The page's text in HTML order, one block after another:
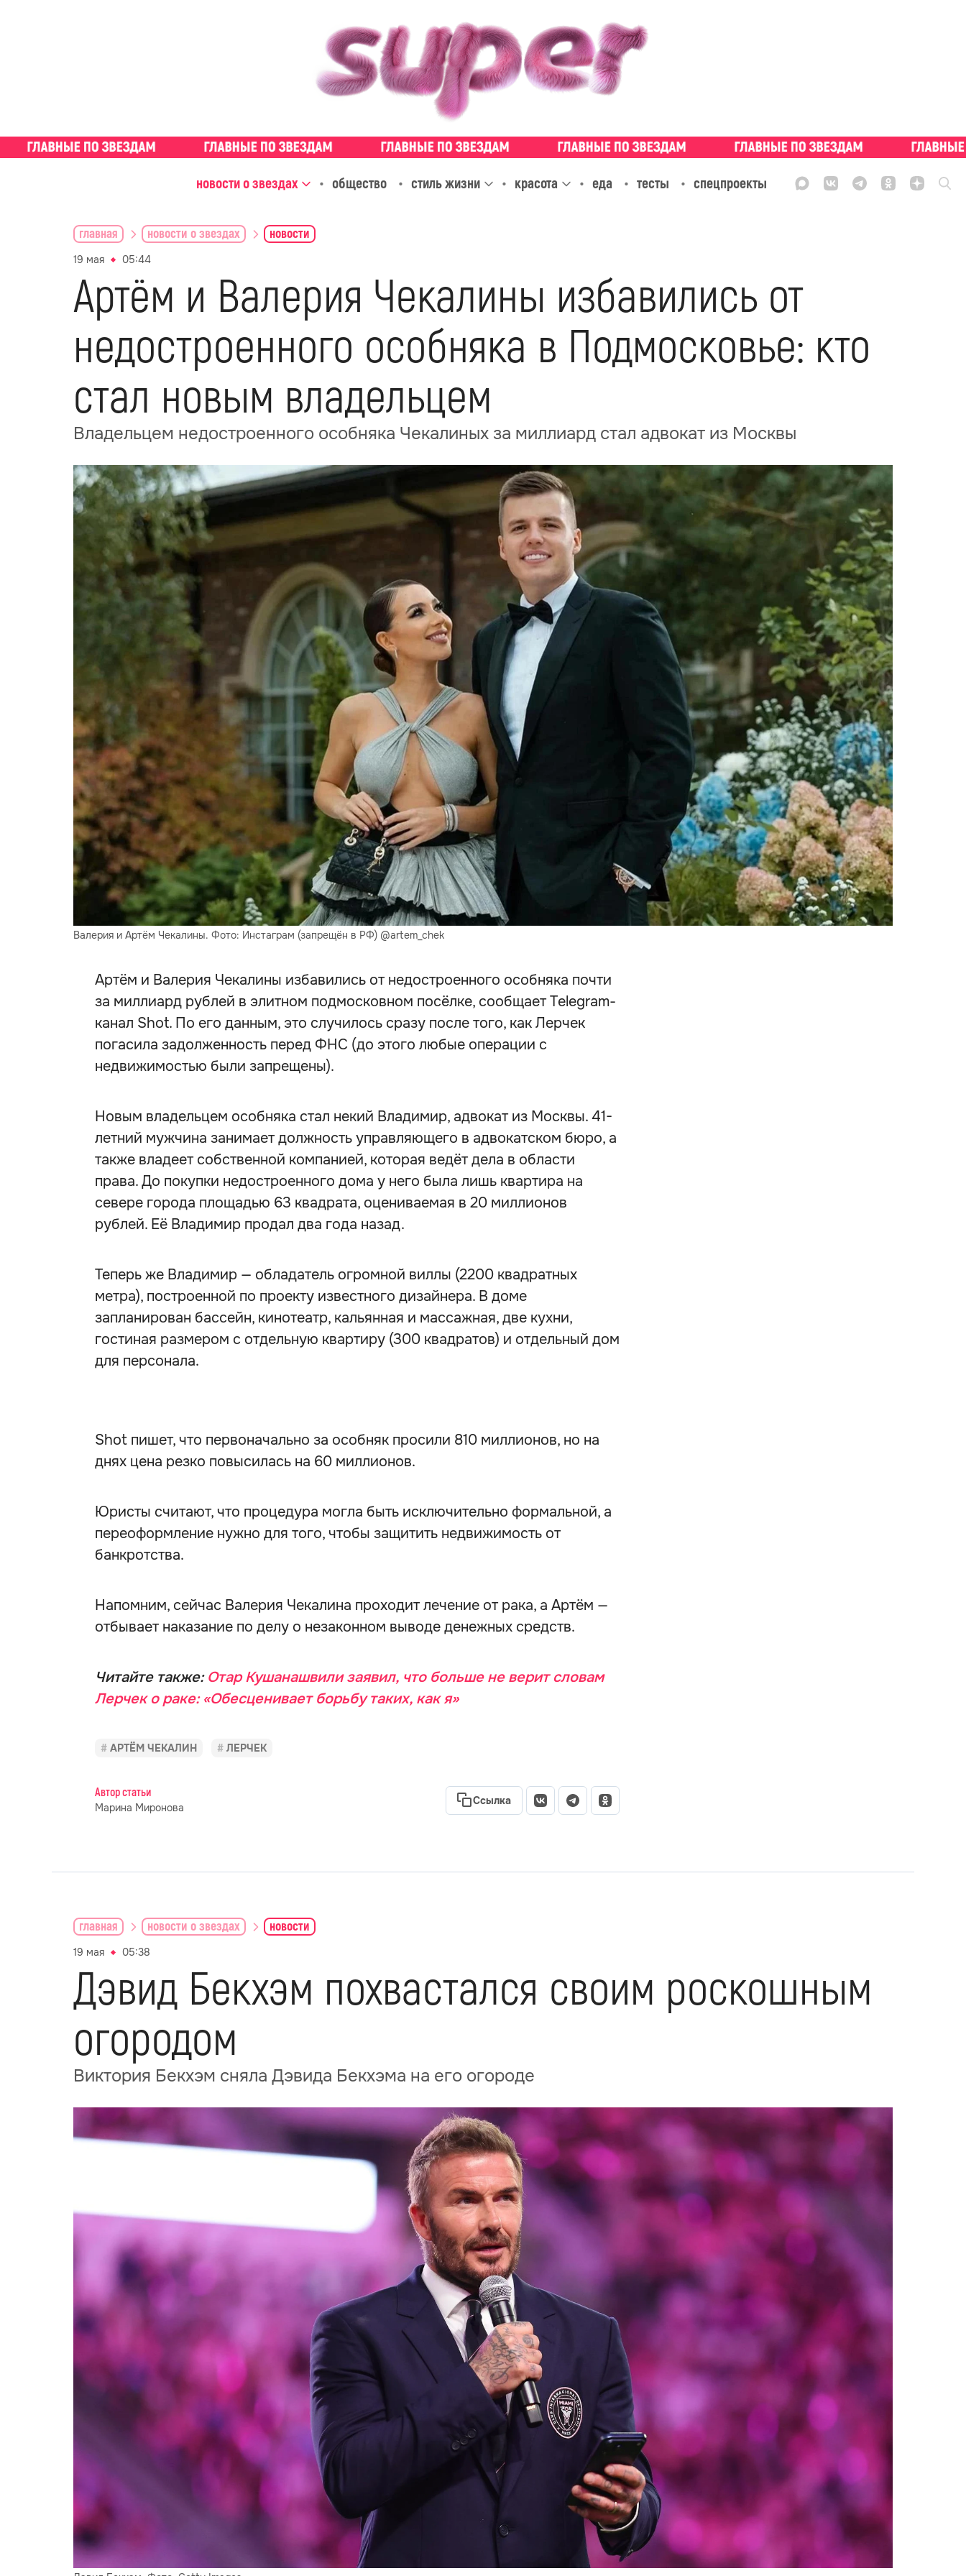
новости о звездах общество стиль жизни красота еда тесты спецпроекты
главная новости о звездах новости
19 мая 05:44
Артём и Валерия Чекалины избавились от
недостроенного особняка в Подмосковье: кто
стал новым владельцем
Владельцем недостроенного особняка Чекалиных за миллиард стал адвокат из Москвы
Валерия и Артём Чекалины. Фото: Инстаграм (запрещён в РФ) @artem_chek
Артём и Валерия Чекалины избавились от недостроенного особняка почти
за миллиард рублей в элитном подмосковном посёлке, сообщает Telegram-
канал Shot. По его данным, это случилось сразу после того, как Лерчек
погасила задолженность перед ФНС (до этого любые операции с
недвижимостью были запрещены).
Новым владельцем особняка стал некий Владимир, адвокат из Москвы. 41-
летний мужчина занимает должность управляющего в адвокатском бюро, а
также владеет собственной компанией, которая ведёт дела в области
права. До покупки недостроенного дома у него была лишь квартира на
севере города площадью 63 квадрата, оцениваемая в 20 миллионов
рублей. Её Владимир продал два года назад.
Теперь же Владимир — обладатель огромной виллы (2200 квадратных
метра), построенной по проекту известного дизайнера. В доме
запланирован бассейн, кинотеатр, кальянная и массажная, две кухни,
гостиная размером с отдельную квартиру (300 квадратов) и отдельный дом
для персонала.
Shot пишет, что первоначально за особняк просили 810 миллионов, но на
днях цена резко повысилась на 60 миллионов.
Юристы считают, что процедура могла быть исключительно формальной, а
переоформление нужно для того, чтобы защитить недвижимость от
банкротства.
Напомним, сейчас Валерия Чекалина проходит лечение от рака, а Артём —
отбывает наказание по делу о незаконном выводе денежных средств.
Читайте также: Отар Кушанашвили заявил, что больше не верит словам
Лерчек о раке: «Обесценивает борьбу таких, как я»
АРТЁМ ЧЕКАЛИН ЛЕРЧЕК
Автор статьи
Марина Миронова
Ссылка
главная новости о звездах новости
19 мая 05:38
Дэвид Бекхэм похвастался своим роскошным
огородом
Виктория Бекхэм сняла Дэвида Бекхэма на его огороде